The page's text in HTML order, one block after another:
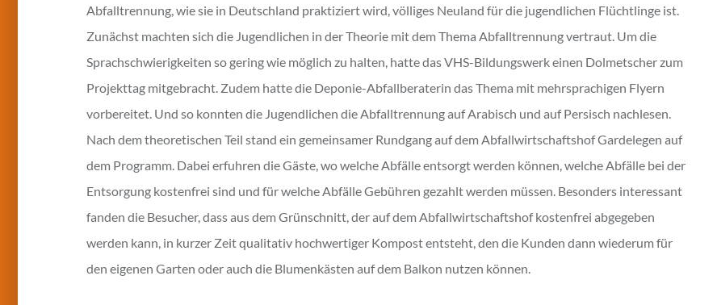
Abfalltrennung, wie sie in Deutschland praktiziert wird, völliges Neuland für die jugendlichen Flüchtlinge ist.
Zunächst machten sich die Jugendlichen in der Theorie mit dem Thema Abfalltrennung vertraut. Um die
Sprachschwierigkeiten so gering wie möglich zu halten, hatte das VHS-Bildungswerk einen Dolmetscher zum
Projekttag mitgebracht. Zudem hatte die Deponie-Abfallberaterin das Thema mit mehrsprachigen Flyern
vorbereitet. Und so konnten die Jugendlichen die Abfalltrennung auf Arabisch und auf Persisch nachlesen.
Nach dem theoretischen Teil stand ein gemeinsamer Rundgang auf dem Abfallwirtschaftshof Gardelegen auf
dem Programm. Dabei erfuhren die Gäste, wo welche Abfälle entsorgt werden können, welche Abfälle bei der
Entsorgung kostenfrei sind und für welche Abfälle Gebühren gezahlt werden müssen. Besonders interessant
fanden die Besucher, dass aus dem Grünschnitt, der auf dem Abfallwirtschaftshof kostenfrei abgegeben
werden kann, in kurzer Zeit qualitativ hochwertiger Kompost entsteht, den die Kunden dann wiederum für
den eigenen Garten oder auch die Blumenkästen auf dem Balkon nutzen können.